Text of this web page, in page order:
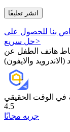
بنا للحصول على
حل سريع>
هاتف الطفل عن
(الاندرويد والايفون)
في الوقت الحقيقي
4.5
جربه مجانًا